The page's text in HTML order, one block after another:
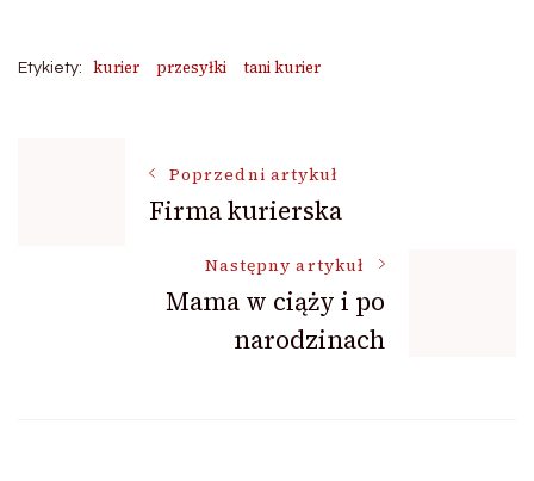
Etykiety: kurier przesyłki tani kurier
NawigacjaPoprzedni artykuł
Firma kurierska
Następny artykuł
Mama w ciąży i po
narodzinach